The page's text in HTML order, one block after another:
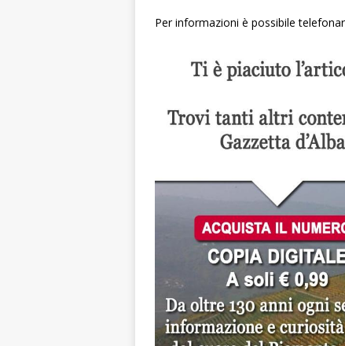
Per informazioni è possibile